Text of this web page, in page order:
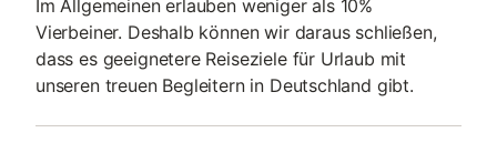
Im Allgemeinen erlauben weniger als 10%
Vierbeiner. Deshalb können wir daraus schließen,
dass es geeignetere Reiseziele für Urlaub mit
unseren treuen Begleitern in Deutschland gibt.